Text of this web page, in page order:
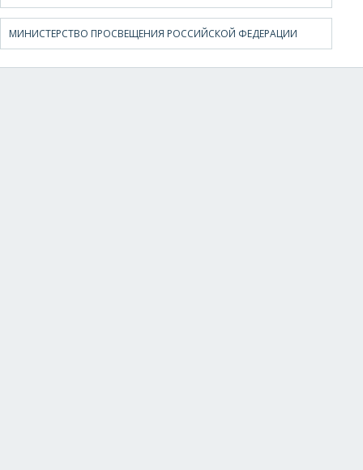
МИНИСТЕРСТВО ПРОСВЕЩЕНИЯ РОССИЙСКОЙ ФЕДЕРАЦИИ